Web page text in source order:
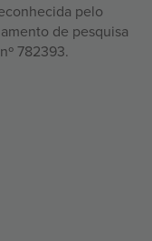
pelo
de pesquisa
782393.